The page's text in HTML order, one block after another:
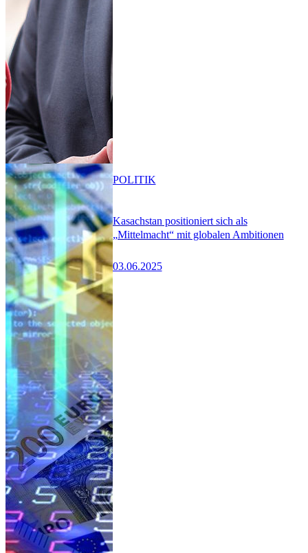
Kasachstan positioniert sich als
„Mittelmacht“ mit globalen Ambitionen
03.06.2025
POLITIK